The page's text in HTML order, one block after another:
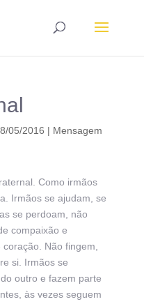
05/2016 | Mensagem
Como irmãos
Irmãos se ajudam, se
se perdoam, não
compaixão e
Não fingem,
si. Irmãos se
outro e fazem parte
às vezes seguem